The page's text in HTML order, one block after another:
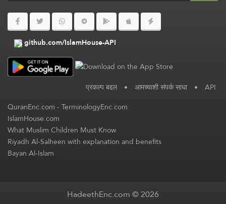
github.com/IslamHouse-API
प्रकल्प बद्दल • आमच्याशी संपर्क साधा • API
QuranEnc.com-TerminologyEnc.com
IslamHouse.com
What Muslim Children Must Know
Riyadh Al-Salheen with explanation and benefits
Bayan Al-Islam
HadeethEnc.com © 2026